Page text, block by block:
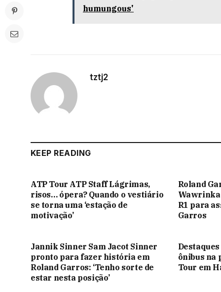
humungous'
tztj2
KEEP READING
ATP Tour ATP Staff Lágrimas,
risos… ópera? Quando o vestiário
se torna uma ‘estação de
motivação’
Roland
R1 para
Garros
Jannik Sinner Sam Jacot Sinner
pronto para fazer história em
Roland Garros: ‘Tenho sorte de
estar nesta posição’
ônibus na
Tour em